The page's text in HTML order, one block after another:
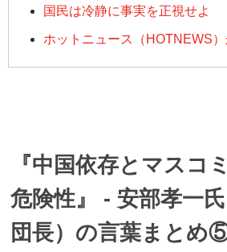
国民は冷静に事実を正視せよ
ホットニュース（HOTNEWS
『中国依存とマスコ
危険性』 - 安部孝一
団長）の言葉まとめ